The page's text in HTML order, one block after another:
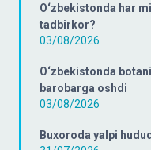
O‘zbekistonda har
tadbirkor?
03/08/2026
O‘zbekistonda
barobarga oshdi
03/08/2026
Buxoroda yalpi